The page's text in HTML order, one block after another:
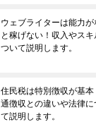
ウェブライターは能力が
と稼げない！収入やスキ
ついて説明します。
住民税は特別徴収が基本
通徴収との違いや法律に
て説明します。